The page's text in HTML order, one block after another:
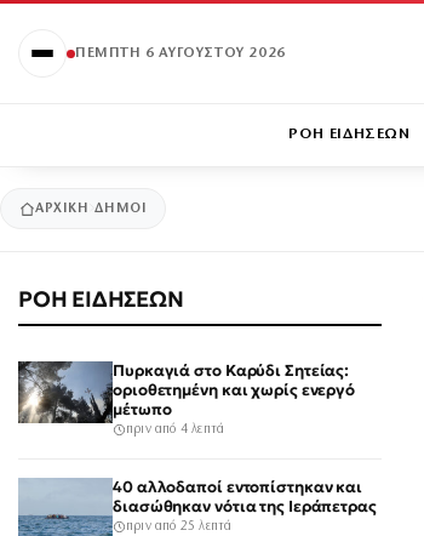
ΠΈΜΠΤΗ 6 ΑΥΓΟΎΣΤΟΥ 2026
ΡΟΗ ΕΙΔΗΣΕΩΝ
ΑΡΧΙΚΉ ΔΗΜΟΙ
ΡΟΗ ΕΙΔΗΣΕΩΝ
Πυρκαγιά στο Καρύδι Σητείας:
οριοθετημένη και χωρίς ενεργό
μέτωπο
πριν από 4 λεπτά
40 αλλοδαποί εντοπίστηκαν και
διασώθηκαν νότια της Ιεράπετρας
πριν από 25 λεπτά